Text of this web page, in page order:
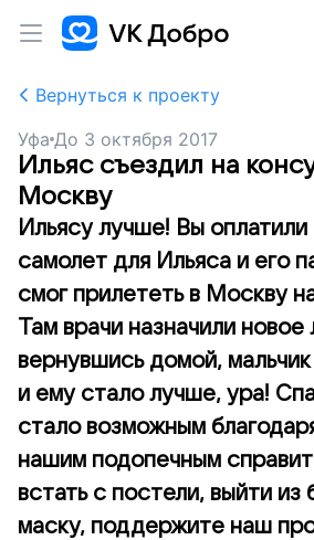
Вернуться к проекту
Уфа До 3 октября 2017
Ильяс съездил на
Москву
Ильясу лучше! Вы
самолет для Ильяса и его
смог прилететь в Москву
Там врачи назначили новое
вернувшись домой,
и ему стало лучше, ура!
стало возможным
нашим подопечным
встать с постели, выйти из
маску, поддержите наш